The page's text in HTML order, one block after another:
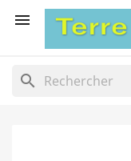

search